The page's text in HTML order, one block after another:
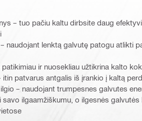
– tuo pačiu kaltu dirbsite daug
naudojant lenktą galvutę patogu atlikti
ir nuosekliau užtikrina kalto
itin patvarus antgalis iš įrankio į kaltą
– naudojant trumpesnes galvutes
ilgaamžiškumu, o ilgesnės galvutės